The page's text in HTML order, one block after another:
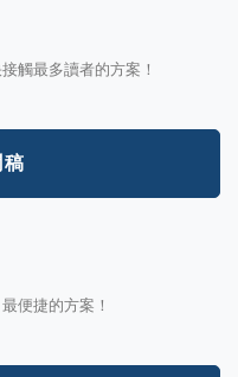
觸最多讀者的方案！
便捷的方案！